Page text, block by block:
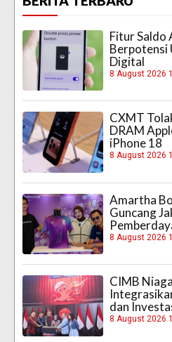
Fitur Saldo
Berpotensi
Digital
8 August 2026
CXMT
DRAM
iPhone 18
8 August 2026
Amartha
Guncang
8 August 2026
CIMB
dan
8 August 2026